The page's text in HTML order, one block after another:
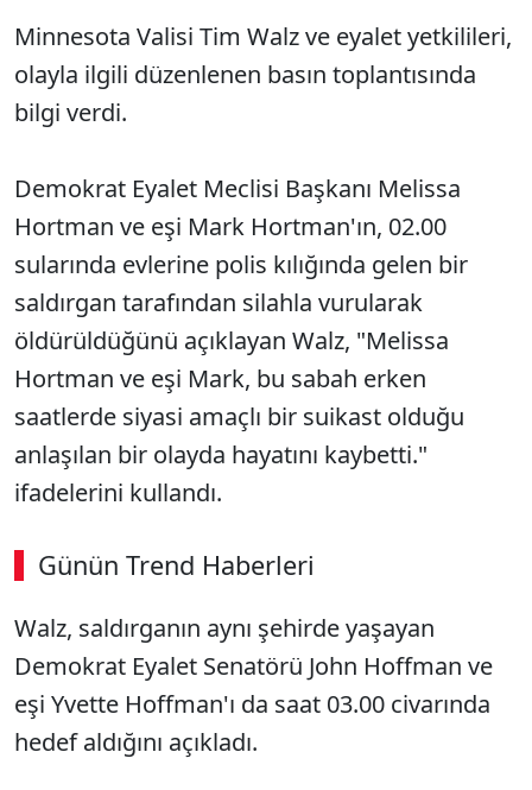
Minnesota Valisi Tim Walz ve eyalet yetkilileri,
olayla ilgili düzenlenen basın toplantısında
bilgi verdi.
Demokrat Eyalet Meclisi Başkanı Melissa
Hortman ve eşi Mark Hortman'ın, 02.00
sularında evlerine polis kılığında gelen bir
saldırgan tarafından silahla vurularak
öldürüldüğünü açıklayan Walz, "Melissa
Hortman ve eşi Mark, bu sabah erken
saatlerde siyasi amaçlı bir suikast olduğu
anlaşılan bir olayda hayatını kaybetti."
ifadelerini kullandı.
Günün Trend Haberleri
Walz, saldırganın aynı şehirde yaşayan
Demokrat Eyalet Senatörü John Hoffman ve
eşi Yvette Hoffman'ı da saat 03.00 civarında
hedef aldığını açıkladı.